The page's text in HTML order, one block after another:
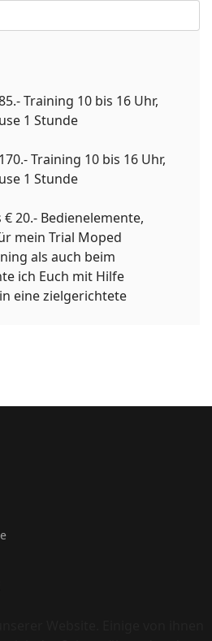
Training 10 bis 16 Uhr,
1 Stunde
Training 10 bis 16 Uhr,
1 Stunde
20.- Bedienelemente,
mein Trial Moped
als auch beim
ich Euch mit Hilfe
eine zielgerichtete